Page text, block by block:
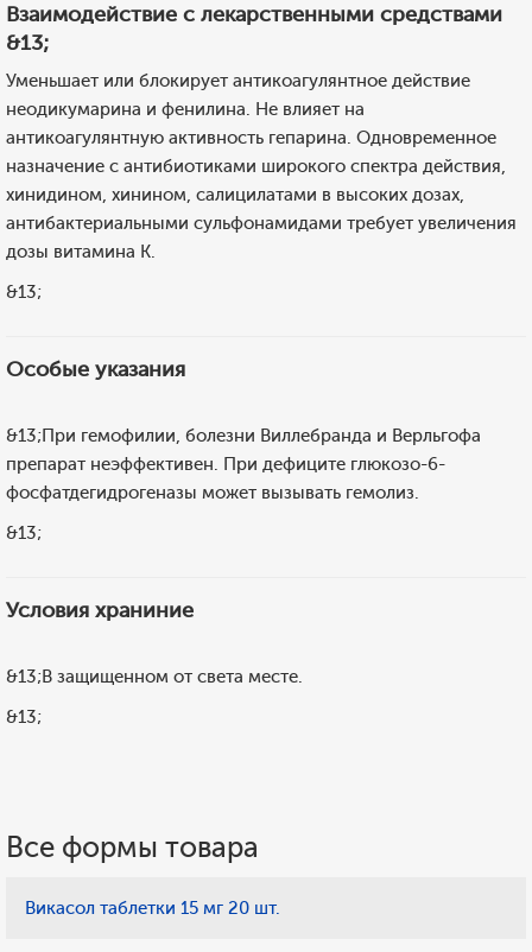
Взаимодействие с лекарственными средствами
&13;
Уменьшает или блокирует антикоагулянтное действие
неодикумарина и фенилина. Не влияет на
антикоагулянтную активность гепарина. Одновременное
назначение с антибиотиками широкого спектра действия,
хинидином, хинином, салицилатами в высоких дозах,
антибактериальными сульфонамидами требует увеличения
дозы витамина К.
&13;
Особые указания
&13;При гемофилии, болезни Виллебранда и Верльгофа
препарат неэффективен. При дефиците глюкозо-6-
фосфатдегидрогеназы может вызывать гемолиз.
&13;
Условия храниние
&13;В защищенном от света месте.
&13;
Все формы товара
Викасол таблетки 15 мг 20 шт.